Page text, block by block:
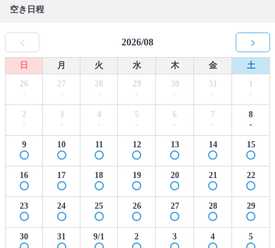
空き日程
2026/08
日 月 火 水 木 金
土
26
-
27
-
28
-
29
-
30
-
31
-
1
-
2
-
3
-
4
-
5
-
6
-
7
-
8
-
9 10 11 12 13 14 15
16 17 18 19 20 21 22
23 24 25 26 27 28 29
30 31 9/1 2 3 4 5